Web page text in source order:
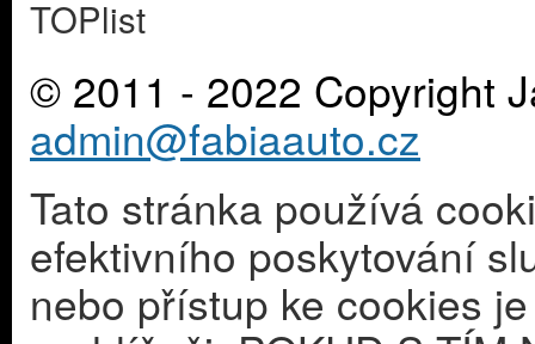
© 2011 - 2022 Copyright
admin@fabiaauto.cz
Tato stránka používá
efektivního poskytování
nebo přístup ke cookies